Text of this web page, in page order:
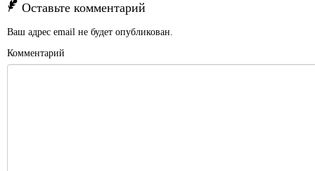
Оставьте комментарий
Ваш адрес email не будет опубликован.
Комментарий